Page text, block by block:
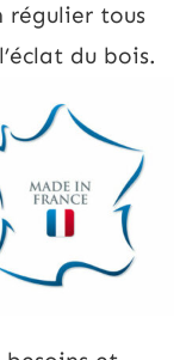
régulier tous
du bois.